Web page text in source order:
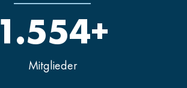
Mitglieder
1.554+